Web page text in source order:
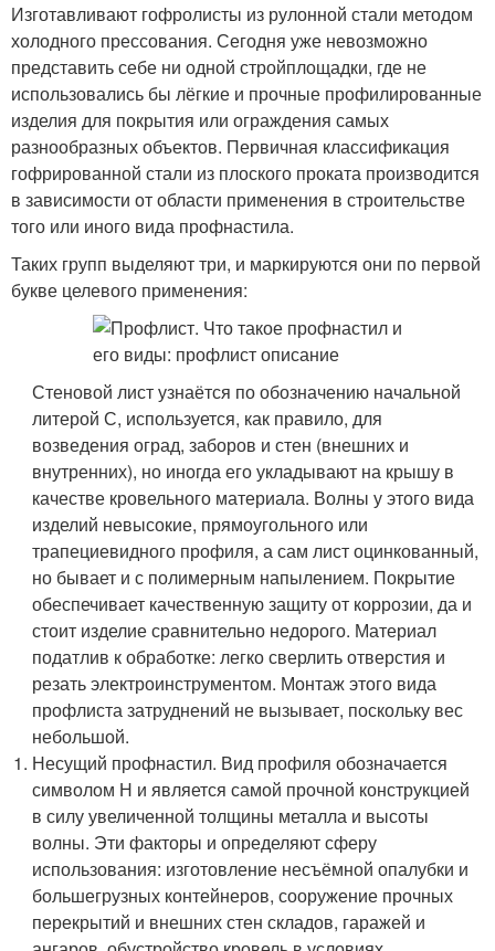
Изготавливают гофролисты из рулонной стали методом
холодного прессования. Сегодня уже невозможно
представить себе ни одной стройплощадки, где не
использовались бы лёгкие и прочные профилированные
изделия для покрытия или ограждения самых
разнообразных объектов. Первичная классификация
гофрированной стали из плоского проката производится
в зависимости от области применения в строительстве
того или иного вида профнастила.
Таких групп выделяют три, и маркируются они по первой
букве целевого применения:
Стеновой лист узнаётся по обозначению начальной
литерой С, используется, как правило, для
возведения оград, заборов и стен (внешних и
внутренних), но иногда его укладывают на крышу в
качестве кровельного материала. Волны у этого вида
изделий невысокие, прямоугольного или
трапециевидного профиля, а сам лист оцинкованный,
но бывает и с полимерным напылением. Покрытие
обеспечивает качественную защиту от коррозии, да и
стоит изделие сравнительно недорого. Материал
податлив к обработке: легко сверлить отверстия и
резать электроинструментом. Монтаж этого вида
профлиста затруднений не вызывает, поскольку вес
небольшой.
Несущий профнастил. Вид профиля обозначается
символом Н и является самой прочной конструкцией
в силу увеличенной толщины металла и высоты
волны. Эти факторы и определяют сферу
использования: изготовление несъёмной опалубки и
большегрузных контейнеров, сооружение прочных
перекрытий и внешних стен складов, гаражей и